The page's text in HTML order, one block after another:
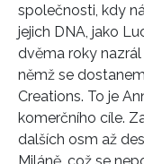
společnosti, kdy
jejich DNA, jako
dvěma roky
němž se
Creations. To je
komerčního cíle.
dalších osm až
Miláně, což se